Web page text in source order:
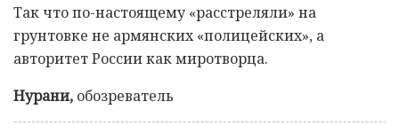
Так что по-настоящему «расстреляли» на
грунтовке не армянских «полицейских», а
авторитет России как миротворца.
Нурани, обозреватель